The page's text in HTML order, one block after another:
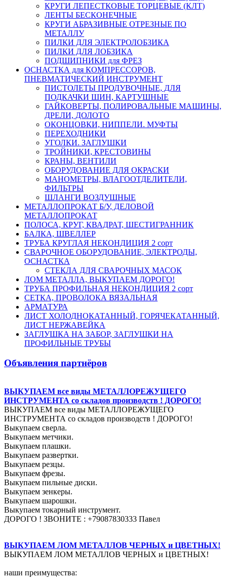
КРУГИ ЛЕПЕСТКОВЫЕ ТОРЦЕВЫЕ (КЛТ)
ЛЕНТЫ БЕСКОНЕЧНЫЕ
КРУГИ АБРАЗИВНЫЕ ОТРЕЗНЫЕ ПО
МЕТАЛЛУ
ПИЛКИ ДЛЯ ЭЛЕКТРОЛОБЗИКА
ПИЛКИ ДЛЯ ЛОБЗИКА
ПОДШИПНИКИ для ФРЕЗ
ОСНАСТКА для КОМПРЕССОРОВ,
ПНЕВМАТИЧЕСКИЙ ИНСТРУМЕНТ
ПИСТОЛЕТЫ ПРОДУВОЧНЫЕ, ДЛЯ
ПОДКАЧКИ ШИН, КАРТУШНЫЕ
ГАЙКОВЕРТЫ, ПОЛИРОВАЛЬНЫЕ МАШИНЫ,
ДРЕЛИ, ДОЛОТО
ОКОНЦОВКИ, НИППЕЛИ. МУФТЫ
ПЕРЕХОДНИКИ
УГОЛКИ. ЗАГЛУШКИ
ТРОЙНИКИ, КРЕСТОВИНЫ
КРАНЫ, ВЕНТИЛИ
ОБОРУДОВАНИЕ ДЛЯ ОКРАСКИ
МАНОМЕТРЫ, ВЛАГООТДЕЛИТЕЛИ,
ФИЛЬТРЫ
ШЛАНГИ ВОЗДУШНЫЕ
МЕТАЛЛОПРОКАТ Б/У, ДЕЛОВОЙ
МЕТАЛЛОПРОКАТ
ПОЛОСА, КРУГ, КВАДРАТ, ШЕСТИГРАННИК
БАЛКА, ШВЕЛЛЕР
ТРУБА КРУГЛАЯ НЕКОНДИЦИЯ 2 сорт
СВАРОЧНОЕ ОБОРУДОВАНИЕ, ЭЛЕКТРОДЫ,
ОСНАСТКА
СТЕКЛА ДЛЯ СВАРОЧНЫХ МАСОК
ЛОМ МЕТАЛЛА, ВЫКУПАЕМ ДОРОГО!
ТРУБА ПРОФИЛЬНАЯ НЕКОНДИЦИЯ 2 сорт
СЕТКА, ПРОВОЛОКА ВЯЗАЛЬНАЯ
АРМАТУРА
ЛИСТ ХОЛОДНОКАТАННЫЙ, ГОРЯЧЕКАТАННЫЙ,
ЛИСТ НЕРЖАВЕЙКА
ЗАГЛУШКА НА ЗАБОР, ЗАГЛУШКИ НА
ПРОФИЛЬНЫЕ ТРУБЫ
Объявления партнёров
ВЫКУПАЕМ все виды МЕТАЛЛОРЕЖУЩЕГО
ИНСТРУМЕНТА со складов производств ! ДОРОГО!
ВЫКУПАЕМ все виды МЕТАЛЛОРЕЖУЩЕГО
ИНСТРУМЕНТА со складов производств ! ДОРОГО!
Выкупаем сверла.
Выкупаем метчики.
Выкупаем плашки.
Выкупаем развертки.
Выкупаем резцы.
Выкупаем фрезы.
Выкупаем пильные диски.
Выкупаем зенкеры.
Выкупаем шарошки.
Выкупаем токарный инструмент.
ДОРОГО ! ЗВОНИТЕ : +79087830333 Павел
ВЫКУПАЕМ ЛОМ МЕТАЛЛОВ ЧЕРНЫХ и ЦВЕТНЫХ!
ВЫКУПАЕМ ЛОМ МЕТАЛЛОВ ЧЕРНЫХ и ЦВЕТНЫХ!
наши преимущества: